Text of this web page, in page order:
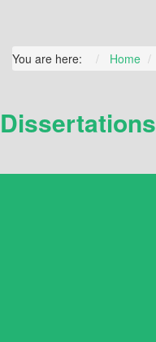
You are here: Home
Dissertations